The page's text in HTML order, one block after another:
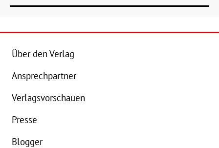
Über den Verlag
Ansprechpartner
Verlagsvorschauen
Presse
Blogger